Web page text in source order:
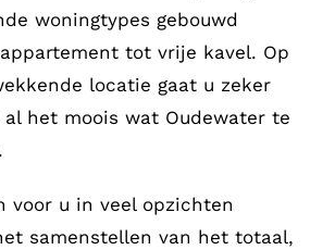
woningtypes gebouwd
tot vrije kavel. Op
locatie gaat u zeker
al het moois wat Oudewater te
voor u in veel opzichten
samenstellen van het totaal,